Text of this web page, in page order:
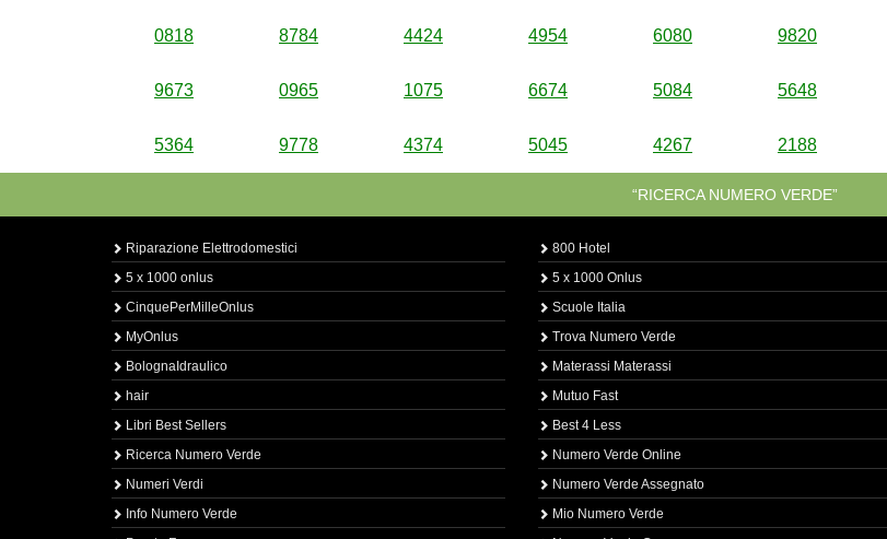
0818 8784 4424 4954 6080 9820
9673 0965 1075 6674 5084 5648
5364 9778 4374 5045 4267 2188
“RICERCA NUMERO VERDE”
Riparazione Elettrodomestici
5 x 1000 onlus
CinquePerMilleOnlus
MyOnlus
BolognaIdraulico
hair
Libri Best Sellers
Ricerca Numero Verde
Numeri Verdi
Info Numero Verde
800 Hotel
5 x 1000 Onlus
Scuole Italia
Trova Numero Verde
Materassi Materassi
Mutuo Fast
Best 4 Less
Numero Verde Online
Numero Verde Assegnato
Mio Numero Verde